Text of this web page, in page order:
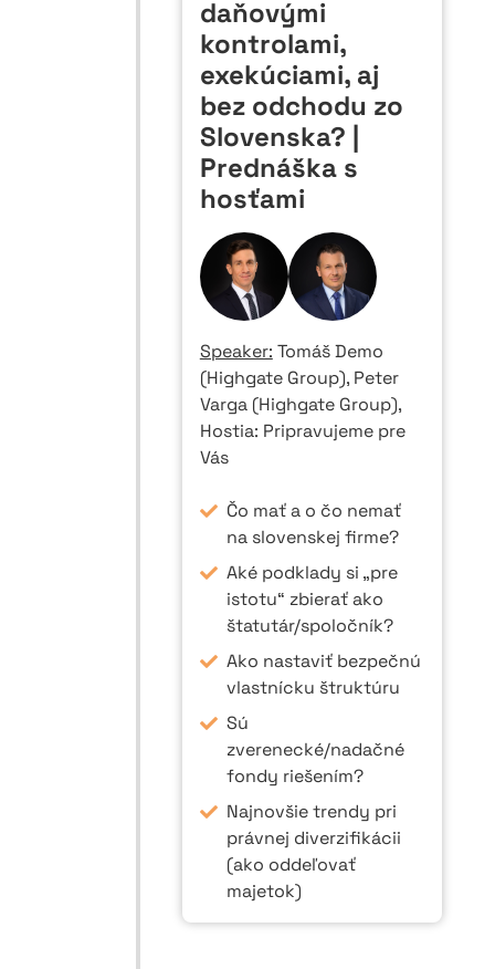
daňovými
kontrolami,
exekúciami, aj
bez odchodu zo
Slovenska? |
Prednáška s
hosťami
Speaker: Tomáš Demo
(Highgate Group), Peter
Varga (Highgate Group),
Hostia: Pripravujeme pre
Vás
Čo mať a o čo nemať
na slovenskej firme?
Aké podklady si „pre
istotu“ zbierať ako
štatutár/spoločník?
Ako nastaviť bezpečnú
vlastnícku štruktúru
Sú
zverenecké/nadačné
fondy riešením?
Najnovšie trendy pri
právnej diverzifikácii
(ako oddeľovať
majetok)